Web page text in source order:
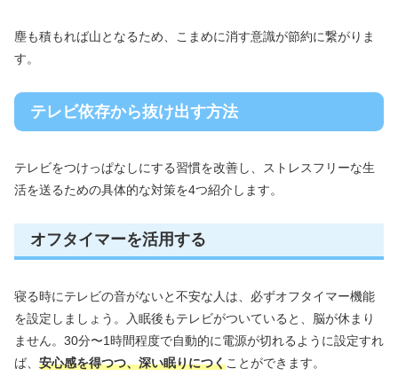
塵も積もれば山となるため、こまめに消す意識が節約に繋がりま
す。
テレビ依存から抜け出す方法
テレビをつけっぱなしにする習慣を改善し、ストレスフリーな生
活を送るための具体的な対策を4つ紹介します。
オフタイマーを活用する
寝る時にテレビの音がないと不安な人は、必ずオフタイマー機能
を設定しましょう。入眠後もテレビがついていると、脳が休まり
ません。30分〜1時間程度で自動的に電源が切れるように設定すれ
ば、 安心感を得つつ、深い眠りにつくことができます。